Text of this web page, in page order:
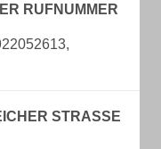
RUFNUMMER
STRASSE